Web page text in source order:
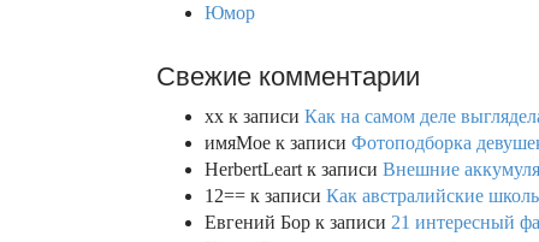
Юмор
Свежие комментарии
xx к записи Как на самом деле
имяМое к записи Фотоподборка
HerbertLeart к записи Внешние
12== к записи Как австралийские
Евгений Бор к записи 21 интересный